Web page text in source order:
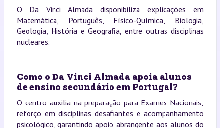
O Da Vinci Almada disponibiliza explicações em
Matemática, Português, Físico-Química, Biologia,
Geologia, História e Geografia, entre outras disciplinas
nucleares.
Como o Da Vinci Almada apoia alunos
de ensino secundário em Portugal?
O centro auxilia na preparação para Exames Nacionais,
reforço em disciplinas desafiantes e acompanhamento
psicológico, garantindo apoio abrangente aos alunos do